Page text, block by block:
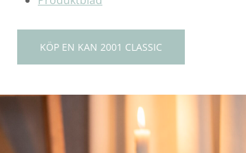
KÖP EN KAN 2001 CLASSIC